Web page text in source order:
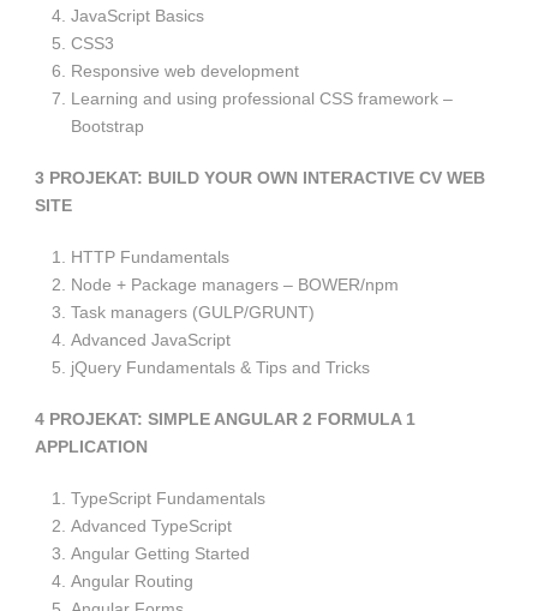
JavaScript Basics
CSS3
Responsive web development
Learning and using professional CSS framework –
Bootstrap
3 PROJEKAT: BUILD YOUR OWN INTERACTIVE CV WEB
SITE
HTTP Fundamentals
Node + Package managers – BOWER/npm
Task managers (GULP/GRUNT)
Advanced JavaScript
jQuery Fundamentals & Tips and Tricks
4 PROJEKAT: SIMPLE ANGULAR 2 FORMULA 1
APPLICATION
TypeScript Fundamentals
Advanced TypeScript
Angular Getting Started
Angular Routing